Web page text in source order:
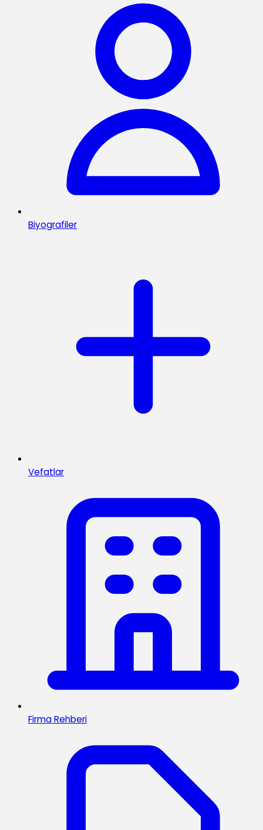
Biyografiler
Vefatlar
Firma Rehberi